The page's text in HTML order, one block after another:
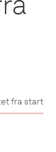
fra start